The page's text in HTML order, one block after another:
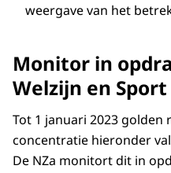
weergave van het
Monitor in
Welzijn en Sport
Tot 1 januari 2023
concentratie hieronder
De NZa monitort dit in